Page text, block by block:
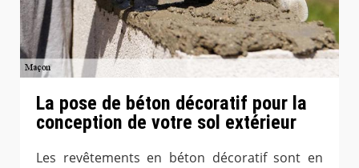
La pose de béton décoratif pour la
conception de votre sol extérieur
Les revêtements en béton décoratif sont en